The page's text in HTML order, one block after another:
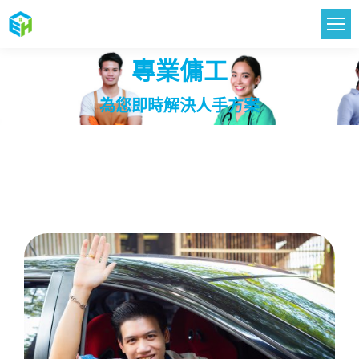
專業傭工
為您即時解決人手方案
您在這裡：